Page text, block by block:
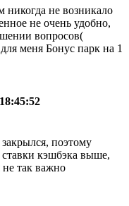
не возникало
не очень удобно,
вопросов(
меня Бонус парк на 1
поэтому
кэшбэка выше,
не так важно